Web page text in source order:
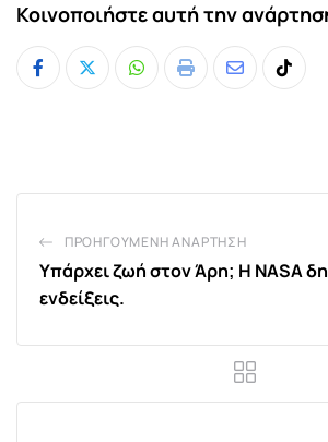
Κοινοποιήστε αυτή την
Whatsapp
Print
ShareTiktok
ΠΡΟΗΓΟΎΜΕΝΗ ΑΝΆΡΤΗΣΗ
Υπάρχει ζωή στον Άρη; Η NASA
ενδείξεις.